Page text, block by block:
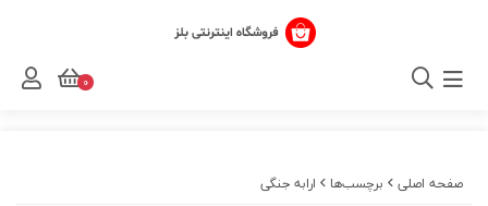
صفحه اصلی برچسب‌ها ارابه جنگی
0